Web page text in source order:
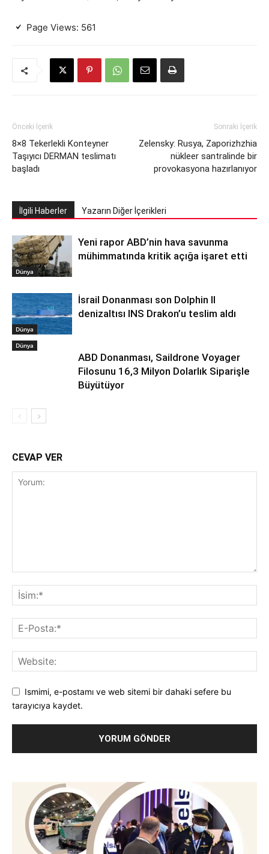
Page Views: 561
Önceki İçerik
8×8 Tekerlekli Konteyner
Taşıyıcı DERMAN teslimatı
başladı
Sonraki İçerik
Zelensky: Rusya, Zaporizhzhia
nükleer santralinde bir
provokasyona hazırlanıyor
İlgili Haberler Yazarın Diğer İçerikleri
Dünya
Yeni rapor ABD’nin hava savunma
mühimmatında kritik açığa işaret etti
Dünya
İsrail Donanması son Dolphin II
denizaltısı INS Drakon’u teslim aldı
Dünya
ABD Donanması, Saildrone Voyager
Filosunu 16,3 Milyon Dolarlık Siparişle
Büyütüyor
CEVAP VER
Ismimi, e-postamı ve web sitemi bir dahaki sefere bu
tarayıcıya kaydet.